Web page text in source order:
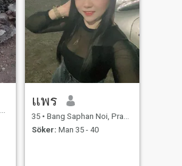
แพร
35 • Bang Saphan Noi, Prachuap Khiri Khan, Thailand
Söker: Man 35 - 40